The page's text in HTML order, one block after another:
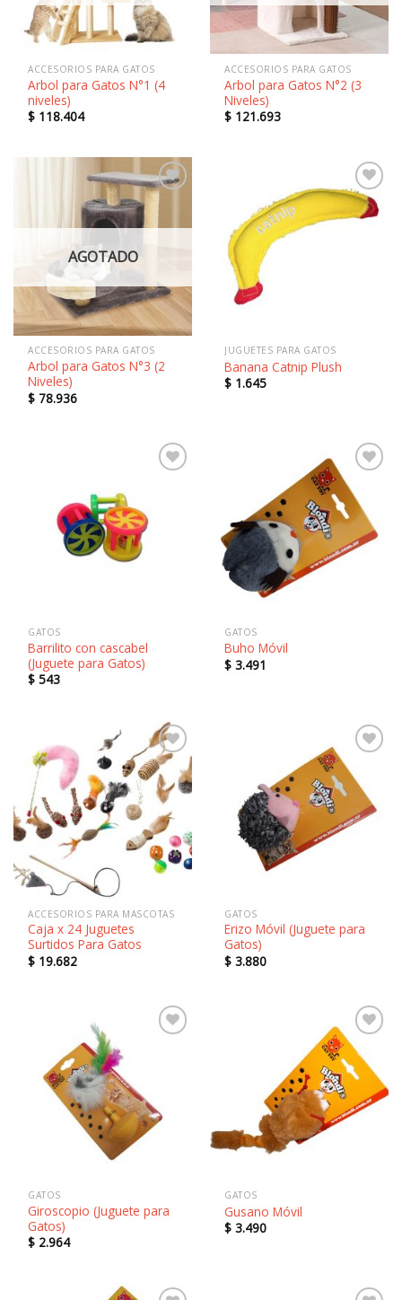
ACCESORIOS PARA GATOS
Arbol para Gatos N°1 (4
niveles)
$ 118.404
ACCESORIOS PARA GATOS
Arbol para Gatos N°2 (3
Niveles)
$ 121.693
ACCESORIOS PARA GATOS
Arbol para Gatos N°3 (2
Niveles)
$ 78.936
JUGUETES PARA GATOS
Banana Catnip Plush
$ 1.645
GATOS
Barrilito con cascabel
(Juguete para Gatos)
$ 543
Añadir
a la
lista de
deseos
GATOS
Buho Móvil
$ 3.491
Añadir
a la
lista de
deseos
ACCESORIOS PARA MASCOTAS
Caja x 24 Juguetes
Surtidos Para Gatos
$ 19.682
Añadir
a la
lista de
deseos
GATOS
Erizo Móvil (Juguete para
Gatos)
$ 3.880
lista de
deseos
GATOS
Giroscopio (Juguete para
Gatos)
$ 2.964
Añadir
lista de
deseos
GATOS
Gusano Móvil
$ 3.490